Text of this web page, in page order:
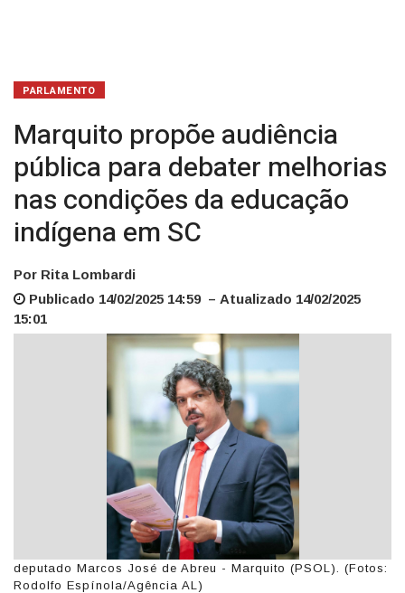
PARLAMENTO
Marquito propõe audiência
pública para debater melhorias
nas condições da educação
indígena em SC
Por Rita Lombardi
Publicado 14/02/2025 14:59 – Atualizado 14/02/2025
15:01
deputado Marcos José de Abreu - Marquito (PSOL). (Fotos:
Rodolfo Espínola/Agência AL)